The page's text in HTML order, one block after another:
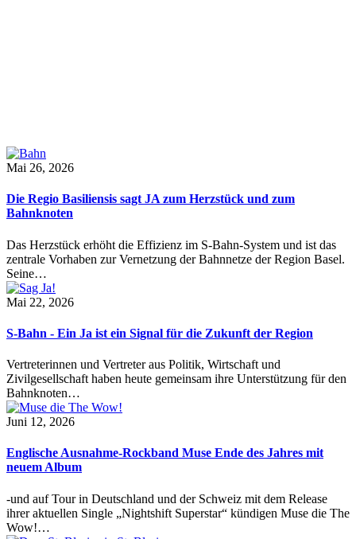
Mai 26, 2026
Die Regio Basiliensis sagt JA zum Herzstück und zum
Bahnknoten
Das Herzstück erhöht die Effizienz im S-Bahn-System und ist das
zentrale Vorhaben zur Vernetzung der Bahnnetze der Region Basel.
Seine…
Mai 22, 2026
S-Bahn - Ein Ja ist ein Signal für die Zukunft der Region
Vertreterinnen und Vertreter aus Politik, Wirtschaft und
Zivilgesellschaft haben heute gemeinsam ihre Unterstützung für den
Bahnknoten…
Juni 12, 2026
Englische Ausnahme-Rockband Muse Ende des Jahres mit
neuem Album
-und auf Tour in Deutschland und der Schweiz mit dem Release
ihrer aktuellen Single „Nightshift Superstar“ kündigen Muse die The
Wow!…